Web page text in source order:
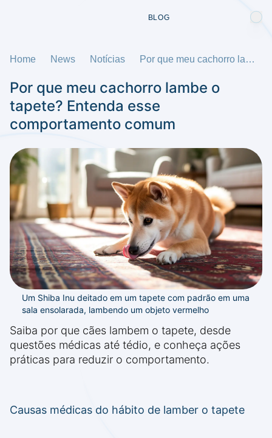
BLOG
Home News Notícias Por que meu cachorro lambe o tapete? Entenda esse comportamento comum
Por que meu cachorro lambe o
tapete? Entenda esse
comportamento comum
Um Shiba Inu deitado em um tapete com padrão em uma
sala ensolarada, lambendo um objeto vermelho
Saiba por que cães lambem o tapete, desde
questões médicas até tédio, e conheça ações
práticas para reduzir o comportamento.
Causas médicas do hábito de lamber o tapete